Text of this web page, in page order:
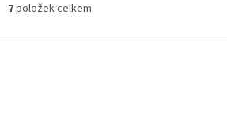
O
l
7položek celkem